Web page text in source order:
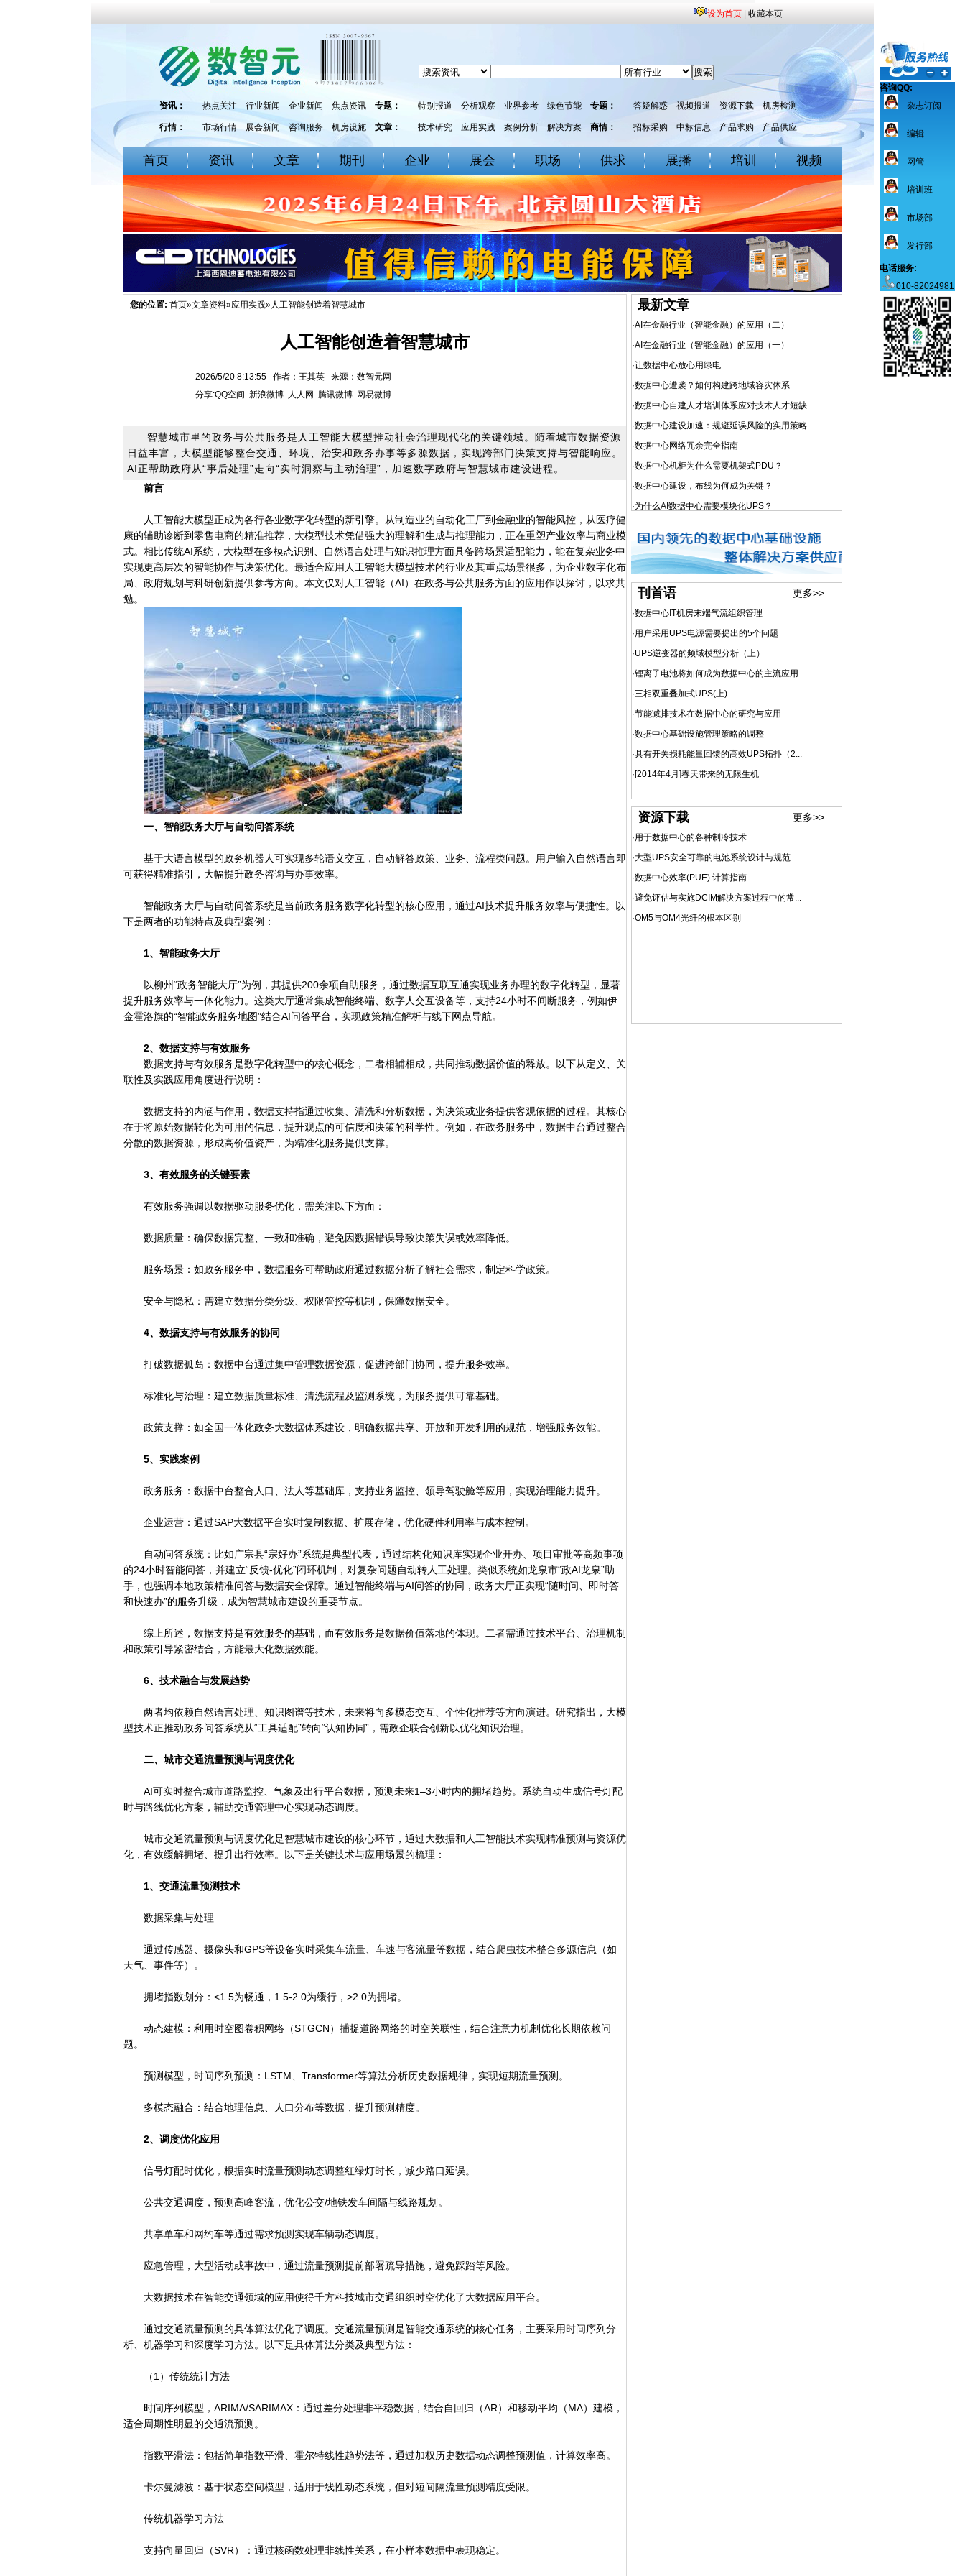
咨询QQ:
杂志订阅
编辑
网管
培训班
市场部
发行部
电话服务:
010-82024981
设为首页 收藏本页
资讯： 热点关注 行业新闻 企业新闻 焦点资讯 专题： 特别报道 分析观察 业界参考 绿色节能 专题： 答疑解惑 视频报道 资源下载 机房检测
行情： 市场行情 展会新闻 咨询服务 机房设施 文章： 技术研究 应用实践 案例分析 解决方案 商情： 招标采购 中标信息 产品求购 产品供应
首页 资讯 文章 期刊 企业 展会 职场 供求 展播 培训 视频
您的位置: 首页»文章资料»应用实践»人工智能创造着智慧城市
人工智能创造着智慧城市
2026/5/20 8:13:55 作者：王其英 来源：数智元网
分享:QQ空间 新浪微博 人人网 腾讯微博 网易微博
智慧城市里的政务与公共服务是人工智能大模型推动社会治理现代化的关键领域。随着城市数据资源
日益丰富，大模型能够整合交通、环境、治安和政务办事等多源数据，实现跨部门决策支持与智能响应。
AI正帮助政府从“事后处理”走向“实时洞察与主动治理”，加速数字政府与智慧城市建设进程。
前言
人工智能大模型正成为各行各业数字化转型的新引擎。从制造业的自动化工厂到金融业的智能风控，从医疗健
康的辅助诊断到零售电商的精准推荐，大模型技术凭借强大的理解和生成与推理能力，正在重塑产业效率与商业模
式。相比传统AI系统，大模型在多模态识别、自然语言处理与知识推理方面具备跨场景适配能力，能在复杂业务中
实现更高层次的智能协作与决策优化。最适合应用人工智能大模型技术的行业及其重点场景很多，为企业数字化布
局、政府规划与科研创新提供参考方向。本文仅对人工智能（AI）在政务与公共服务方面的应用作以探讨，以求共
勉。
一、智能政务大厅与自动问答系统
基于大语言模型的政务机器人可实现多轮语义交互，自动解答政策、业务、流程类问题。用户输入自然语言即
可获得精准指引，大幅提升政务咨询与办事效率。
智能政务大厅与自动问答系统是当前政务服务数字化转型的核心应用，通过AI技术提升服务效率与便捷性。以
下是两者的功能特点及典型案例：
1、智能政务大厅
以柳州“政务智能大厅”为例，其提供200余项自助服务，通过数据互联互通实现业务办理的数字化转型，显著
提升服务效率与一体化能力。这类大厅通常集成智能终端、数字人交互设备等，支持24小时不间断服务，例如伊
金霍洛旗的“智能政务服务地图”结合AI问答平台，实现政策精准解析与线下网点导航。
2、数据支持与有效服务
数据支持与有效服务是数字化转型中的核心概念，二者相辅相成，共同推动数据价值的释放。以下从定义、关
联性及实践应用角度进行说明：
数据支持的内涵与作用，数据支持指通过收集、清洗和分析数据，为决策或业务提供客观依据的过程。其核心
在于将原始数据转化为可用的信息，提升观点的可信度和决策的科学性。例如，在政务服务中，数据中台通过整合
分散的数据资源，形成高价值资产，为精准化服务提供支撑。
3、有效服务的关键要素
有效服务强调以数据驱动服务优化，需关注以下方面：
数据质量：确保数据完整、一致和准确，避免因数据错误导致决策失误或效率降低。
服务场景：如政务服务中，数据服务可帮助政府通过数据分析了解社会需求，制定科学政策。
安全与隐私：需建立数据分类分级、权限管控等机制，保障数据安全。
4、数据支持与有效服务的协同
打破数据孤岛：数据中台通过集中管理数据资源，促进跨部门协同，提升服务效率。
标准化与治理：建立数据质量标准、清洗流程及监测系统，为服务提供可靠基础。
政策支撑：如全国一体化政务大数据体系建设，明确数据共享、开放和开发利用的规范，增强服务效能。
5、实践案例
政务服务：数据中台整合人口、法人等基础库，支持业务监控、领导驾驶舱等应用，实现治理能力提升。
企业运营：通过SAP大数据平台实时复制数据、扩展存储，优化硬件利用率与成本控制。
自动问答系统：比如广宗县“宗好办”系统是典型代表，通过结构化知识库实现企业开办、项目审批等高频事项
的24小时智能问答，并建立“反馈-优化”闭环机制，对复杂问题自动转人工处理。类似系统如龙泉市“政AI龙泉”助
手，也强调本地政策精准问答与数据安全保障。通过智能终端与AI问答的协同，政务大厅正实现“随时问、即时答
和快速办”的服务升级，成为智慧城市建设的重要节点。
综上所述，数据支持是有效服务的基础，而有效服务是数据价值落地的体现。二者需通过技术平台、治理机制
和政策引导紧密结合，方能最大化数据效能。
6、技术融合与发展趋势
两者均依赖自然语言处理、知识图谱等技术，未来将向多模态交互、个性化推荐等方向演进。研究指出，大模
型技术正推动政务问答系统从“工具适配”转向“认知协同”，需政企联合创新以优化知识治理。
二、城市交通流量预测与调度优化
AI可实时整合城市道路监控、气象及出行平台数据，预测未来1–3小时内的拥堵趋势。系统自动生成信号灯配
时与路线优化方案，辅助交通管理中心实现动态调度。
城市交通流量预测与调度优化是智慧城市建设的核心环节，通过大数据和人工智能技术实现精准预测与资源优
化，有效缓解拥堵、提升出行效率。以下是关键技术与应用场景的梳理：
1、交通流量预测技术
数据采集与处理
通过传感器、摄像头和GPS等设备实时采集车流量、车速与客流量等数据，结合爬虫技术整合多源信息（如
天气、事件等）。
拥堵指数划分：<1.5为畅通，1.5-2.0为缓行，>2.0为拥堵。
动态建模：利用时空图卷积网络（STGCN）捕捉道路网络的时空关联性，结合注意力机制优化长期依赖问
题。
预测模型，时间序列预测：LSTM、Transformer等算法分析历史数据规律，实现短期流量预测。
多模态融合：结合地理信息、人口分布等数据，提升预测精度。
2、调度优化应用
信号灯配时优化，根据实时流量预测动态调整红绿灯时长，减少路口延误。
公共交通调度，预测高峰客流，优化公交/地铁发车间隔与线路规划。
共享单车和网约车等通过需求预测实现车辆动态调度。
应急管理，大型活动或事故中，通过流量预测提前部署疏导措施，避免踩踏等风险。
大数据技术在智能交通领域的应用使得千方科技城市交通组织时空优化了大数据应用平台。
通过交通流量预测的具体算法优化了调度。交通流量预测是智能交通系统的核心任务，主要采用时间序列分
析、机器学习和深度学习方法。以下是具体算法分类及典型方法：
（1）传统统计方法
时间序列模型，ARIMA/SARIMAX：通过差分处理非平稳数据，结合自回归（AR）和移动平均（MA）建模，
适合周期性明显的交通流预测。
指数平滑法：包括简单指数平滑、霍尔特线性趋势法等，通过加权历史数据动态调整预测值，计算效率高。
卡尔曼滤波：基于状态空间模型，适用于线性动态系统，但对短间隔流量预测精度受限。
传统机器学习方法
支持向量回归（SVR）：通过核函数处理非线性关系，在小样本数据中表现稳定。
最新文章
·AI在金融行业（智能金融）的应用（二）
·AI在金融行业（智能金融）的应用（一）
·让数据中心放心用绿电
·数据中心遭袭？如何构建跨地域容灾体系
·数据中心自建人才培训体系应对技术人才短缺...
·数据中心建设加速：规避延误风险的实用策略...
·数据中心网络冗余完全指南
·数据中心机柜为什么需要机架式PDU？
·数据中心建设，布线为何成为关键？
·为什么AI数据中心需要模块化UPS？
刊首语 更多>>
·数据中心IT机房末端气流组织管理
·用户采用UPS电源需要提出的5个问题
·UPS逆变器的频域模型分析（上）
·锂离子电池将如何成为数据中心的主流应用
·三相双重叠加式UPS(上)
·节能减排技术在数据中心的研究与应用
·数据中心基础设施管理策略的调整
·具有开关损耗能量回馈的高效UPS拓扑（2...
·[2014年4月]春天带来的无限生机
资源下载 更多>>
·用于数据中心的各种制冷技术
·大型UPS安全可靠的电池系统设计与规范
·数据中心效率(PUE) 计算指南
·避免评估与实施DCIM解决方案过程中的常...
·OM5与OM4光纤的根本区别